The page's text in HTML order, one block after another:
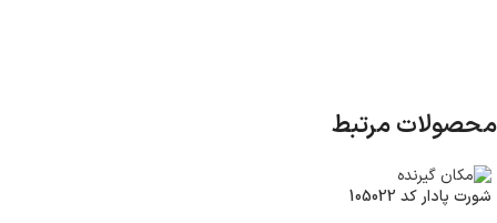
محصولات مرتبط
شورت پادار کد 105022